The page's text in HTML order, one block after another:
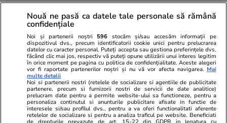
Vedeta din România care s-a luptat cu
depresia: „M-am trezit într-o dimineață și am
tras draperiile”
Vacanțe și Cultură 17:19
Satul din Spania unde se va lăsa întunericul de
două ori într-o singură noapte. Fenomenul rar
care atrage turiști
Nouă ne pasă ca datele tale personale să rămână
confidențiale
Noi și partenerii noștri 596 stocăm și/sau accesăm informații pe
dispozitivul dvs., precum identificatorii cookie unici pentru prelucrarea
datelor cu caracter personal. Puteți accepta sau gestiona preferințele dvs.
făcând clic mai jos, respectiv vă puteți opune utilizării unui interes legitim
în orice moment pe pagina cu politica de confidențialitate. Aceste alegeri
vor fi raportate partenerilor noștri și nu vă vor afecta navigarea. Mai
multe detalii
Noi si partenerii nostri (retelele de socializare si agentiile de publicitate
partenere, precum si furnizorii nostri de servicii de date analitice)
prelucram date pentru a permite website-ului sa functioneze, pentru a
personaliza continutul si anunturile publicitare afisate in functie de
interesele si/sau profilul dvs., pentru a va oferi functionalitati aferente
retelelor de socializare si pentru a analiza traficul pe website. Beneficiati